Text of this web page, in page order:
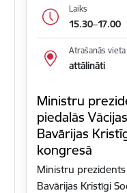
Laiks
15.30–17.00
Atrašanās vieta
attālināti
Ministru
piedalās
Bavārijas
kongresā
Ministru
Bavārijas Kristīgi